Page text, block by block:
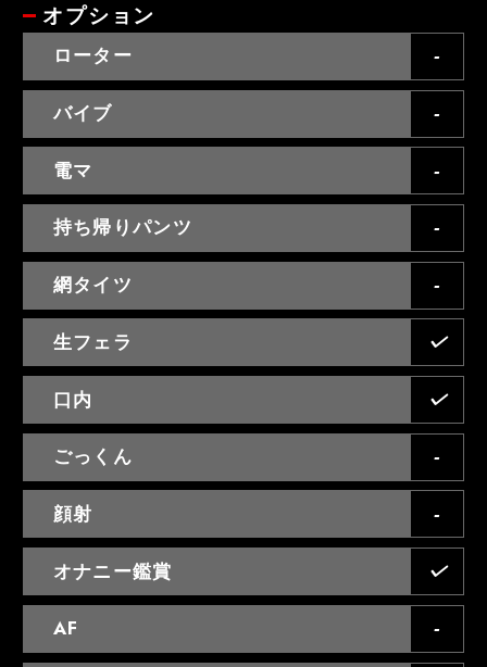
オプション
ローター
バイブ
電マ
持ち帰りパンツ
網タイツ
生フェラ
口内
ごっくん
顔射
オナニー鑑賞
AF